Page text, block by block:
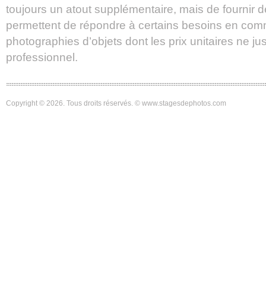
toujours un atout supplémentaire, mais de fournir
permettent de répondre à certains besoins en
photographies d’objets dont les prix unitaires ne
professionnel.
Copyright © 2026. Tous droits réservés. © www.stagesdephotos.com